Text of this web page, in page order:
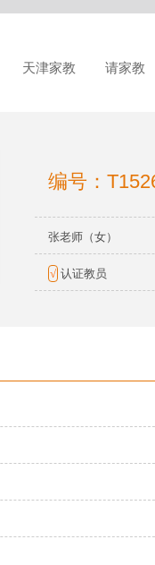
天津家教 请家教
编号：
张老师（女）
√ 认证教员